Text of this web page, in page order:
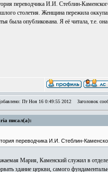
переводчика И.И. Стеблин-
столетия. Женщина пережила
была опубликована. Я её читала, т.е.
Пт Ноя 16 0:49:55 2012 Заголовок
писал(а):
переводчика И.И. Стеблин-
Мария, Каменский служил в отделе
здание церкви, самого